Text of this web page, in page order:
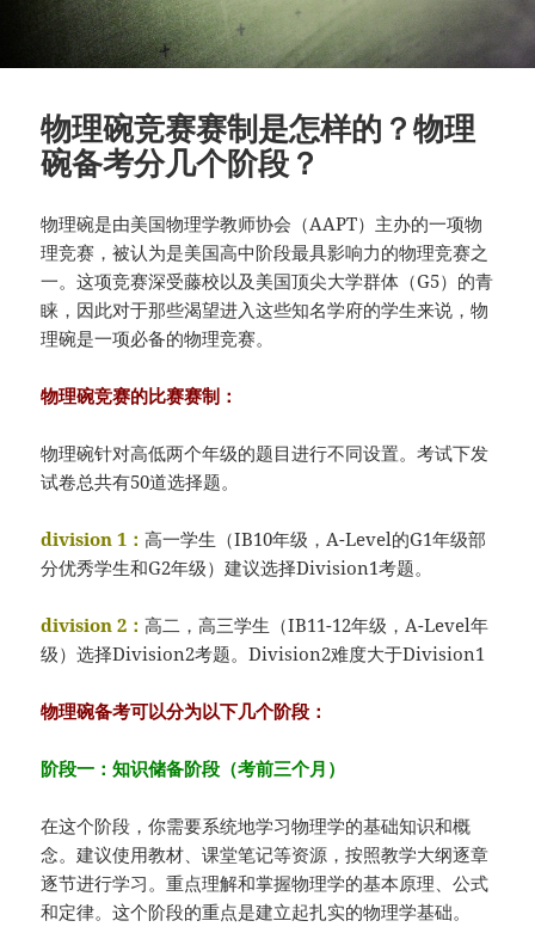
物理碗竞赛赛制是怎样的？物理
碗备考分几个阶段？
物理碗是由美国物理学教师协会（AAPT）主办的一项物
理竞赛，被认为是美国高中阶段最具影响力的物理竞赛之
一。这项竞赛深受藤校以及美国顶尖大学群体（G5）的青
睐，因此对于那些渴望进入这些知名学府的学生来说，物
理碗是一项必备的物理竞赛。
物理碗竞赛的比赛赛制：
物理碗针对高低两个年级的题目进行不同设置。考试下发
试卷总共有50道选择题。
division 1：高一学生（IB10年级，A-Level的G1年级部
分优秀学生和G2年级）建议选择Division1考题。
division 2：高二，高三学生（IB11-12年级，A-Level年
级）选择Division2考题。Division2难度大于Division1
物理碗备考可以分为以下几个阶段：
阶段一：知识储备阶段（考前三个月）
在这个阶段，你需要系统地学习物理学的基础知识和概
念。建议使用教材、课堂笔记等资源，按照教学大纲逐章
逐节进行学习。重点理解和掌握物理学的基本原理、公式
和定律。这个阶段的重点是建立起扎实的物理学基础。